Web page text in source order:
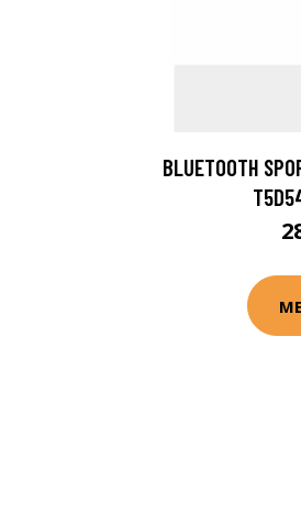
BLUETOOTH